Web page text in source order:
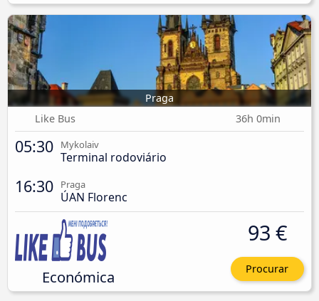
Praga
Like Bus
36h 0min
05:30 Mykolaiv
Terminal rodoviário
16:30 Praga
ÚAN Florenc
Económica
93 €
Procurar